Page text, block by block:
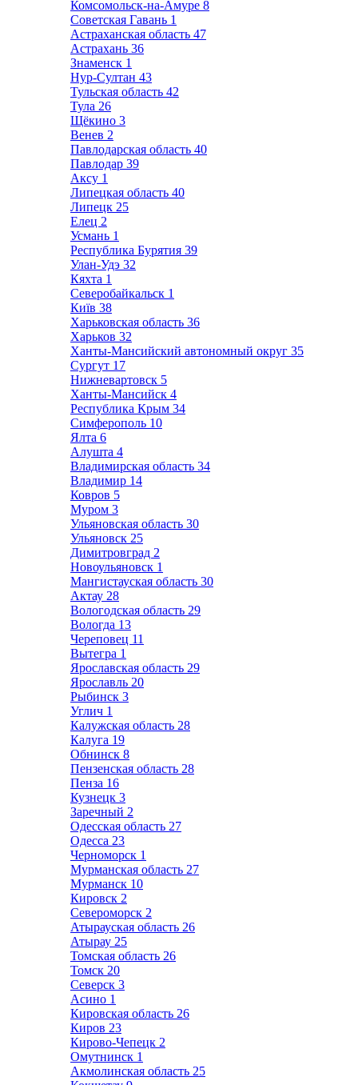
Комсомольск-на-Амуре 8
Советская Гавань 1
Астраханская область 47
Астрахань 36
Знаменск 1
Нур-Султан 43
Тульская область 42
Тула 26
Щёкино 3
Венев 2
Павлодарская область 40
Павлодар 39
Аксу 1
Липецкая область 40
Липецк 25
Елец 2
Усмань 1
Республика Бурятия 39
Улан-Удэ 32
Кяхта 1
Северобайкальск 1
Київ 38
Харьковская область 36
Харьков 32
Ханты-Мансийский автономный округ 35
Сургут 17
Нижневартовск 5
Ханты-Мансийск 4
Республика Крым 34
Симферополь 10
Ялта 6
Алушта 4
Владимирская область 34
Владимир 14
Ковров 5
Муром 3
Ульяновская область 30
Ульяновск 25
Димитровград 2
Новоульяновск 1
Мангистауская область 30
Актау 28
Вологодская область 29
Вологда 13
Череповец 11
Вытегра 1
Ярославская область 29
Ярославль 20
Рыбинск 3
Углич 1
Калужская область 28
Калуга 19
Обнинск 8
Пензенская область 28
Пенза 16
Кузнецк 3
Заречный 2
Одесская область 27
Одесса 23
Черноморск 1
Мурманская область 27
Мурманск 10
Кировск 2
Североморск 2
Атырауская область 26
Атырау 25
Томская область 26
Томск 20
Северск 3
Асино 1
Кировская область 26
Киров 23
Кирово-Чепецк 2
Омутнинск 1
Акмолинская область 25